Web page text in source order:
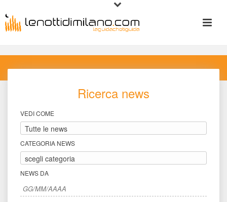
Ricerca new
VEDI COME
CATEGORIA NEWS
NEWS DA